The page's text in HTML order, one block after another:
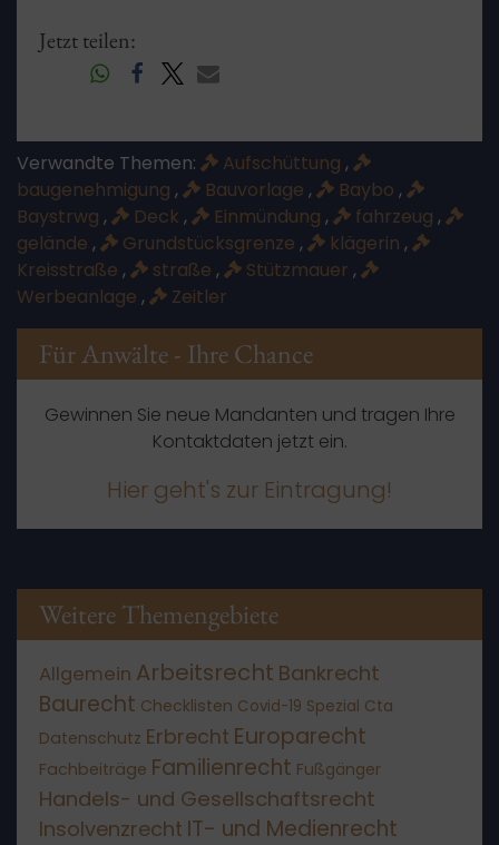
Jetzt teilen:
Verwandte Themen: Aufschüttung ,
baugenehmigung , Bauvorlage , Baybo ,
Baystrwg , Deck , Einmündung , fahrzeug ,
gelände , Grundstücksgrenze , klägerin ,
Kreisstraße , straße , Stützmauer ,
Werbeanlage , Zeitler
Für Anwälte - Ihre Chance
Gewinnen Sie neue Mandanten und tragen Ihre
Kontaktdaten jetzt ein.
Hier geht's zur Eintragung!
Weitere Themengebiete
Allgemein Arbeitsrecht Bankrecht
Baurecht Checklisten Covid-19 Spezial Cta
Datenschutz Erbrecht Europarecht
Fachbeiträge Familienrecht Fußgänger
Handels- und Gesellschaftsrecht
Insolvenzrecht IT- und Medienrecht